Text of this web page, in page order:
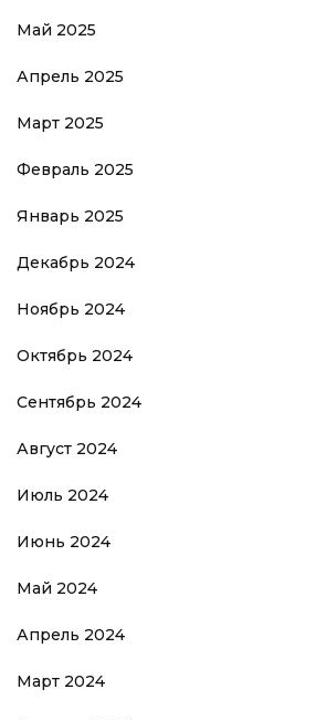
Май 2025
Апрель 2025
Март 2025
Февраль 2025
Январь 2025
Декабрь 2024
Ноябрь 2024
Октябрь 2024
Сентябрь 2024
Август 2024
Июль 2024
Июнь 2024
Май 2024
Апрель 2024
Март 2024